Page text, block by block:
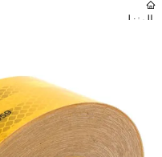
المنزل